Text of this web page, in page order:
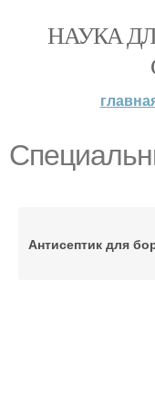
НАУКА
Антисептик для